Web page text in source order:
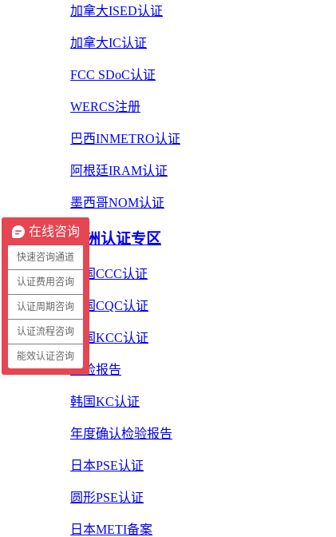
加拿大ISED认证
加拿大IC认证
FCC SDoC认证
WERCS注册
巴西INMETRO认证
阿根廷IRAM认证
墨西哥NOM认证
亚洲认证专区
中国CCC认证
中国CQC认证
韩国KCC认证
质检报告
韩国KC认证
年度确认检验报告
日本PSE认证
圆形PSE认证
日本METI备案
在线咨询
快速咨询通道
认证费用咨询
认证周期咨询
认证流程咨询
能效认证咨询